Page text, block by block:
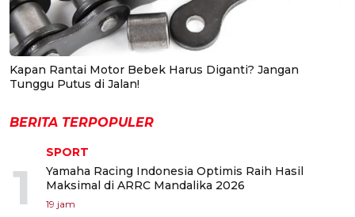
Kapan Rantai Motor Bebek Harus Diganti? Jangan
Tunggu Putus di Jalan!
BERITA TERPOPULER
1
SPORT
Yamaha Racing Indonesia Optimis Raih Hasil
Maksimal di ARRC Mandalika 2026
19 jam